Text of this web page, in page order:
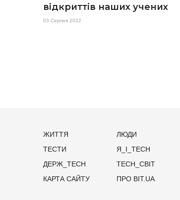
відкриттів наших учених
03 Серпня 2022
ЖИТТЯ
ЛЮДИ
ТЕСТИ
Я_І_TECH
ДЕРЖ_TECH
TECH_СВІТ
КАРТА САЙТУ
ПРО BIT.UA